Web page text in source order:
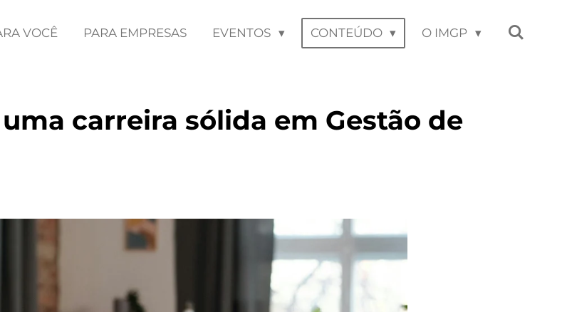
VOCÊ PARA EMPRESAS EVENTOS CONTEÚDO O IMGP
carreira sólida em Gestão de